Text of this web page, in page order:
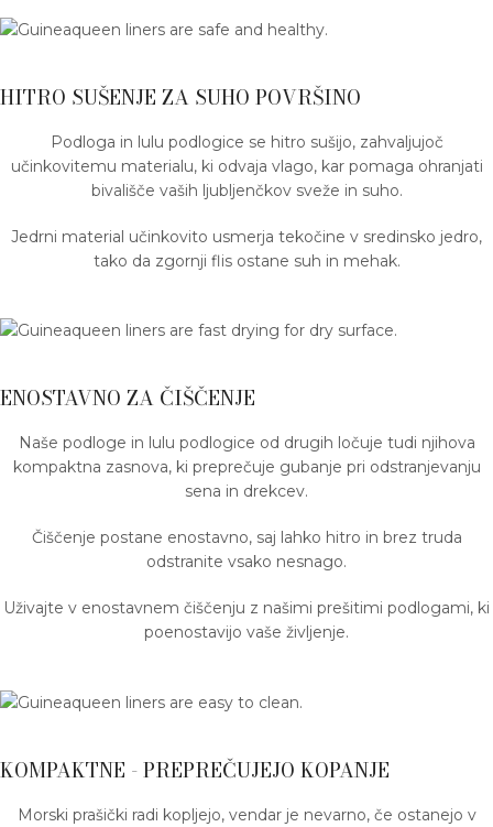
HITRO SUŠENJE ZA SUHO POVRŠINO
Podloga in lulu podlogice se hitro sušijo, zahvaljujoč
učinkovitemu materialu, ki odvaja vlago, kar pomaga ohranjati
bivališče vaših ljubljenčkov sveže in suho.
Jedrni material učinkovito usmerja tekočine v sredinsko jedro,
tako da zgornji flis ostane suh in mehak.
ENOSTAVNO ZA ČIŠČENJE
Naše podloge in lulu podlogice od drugih ločuje tudi njihova
kompaktna zasnova, ki preprečuje gubanje pri odstranjevanju
sena in drekcev.
Čiščenje postane enostavno, saj lahko hitro in brez truda
odstranite vsako nesnago.
Uživajte v enostavnem čiščenju z našimi prešitimi podlogami, ki
poenostavijo vaše življenje.
KOMPAKTNE - PREPREČUJEJO KOPANJE
Morski prašički radi kopljejo, vendar je nevarno, če ostanejo v